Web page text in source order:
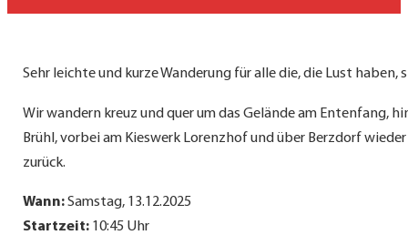
Sehr leichte und kurze Wanderung für alle die, die Lust haben,
Wir wandern kreuz und quer um das Gelände am Entenfang,
Brühl, vorbei am Kieswerk Lorenzhof und über Berzdorf
zurück.
Wann:Samstag, 13.12.2025
Startzeit: 10:45 Uhr